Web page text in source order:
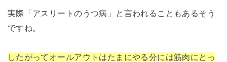
実際「アスリートのうつ病」と言われることもあるそう
ですね。
したがってオールアウトはたまにやる分には筋肉にとっ